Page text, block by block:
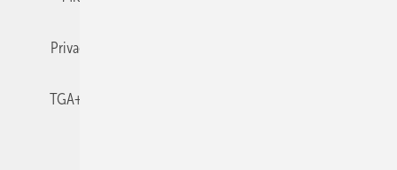
Privacy Manager
TGA+E-WissensCheck